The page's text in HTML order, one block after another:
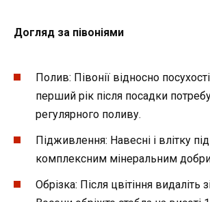
Догляд за півоніями
Полив: Півонії відносно
перший рік після посадки
регулярного поливу.
Підживлення: Навесні і влітку
комплексним мінеральним
Обрізка: Після цвітіння видаліть